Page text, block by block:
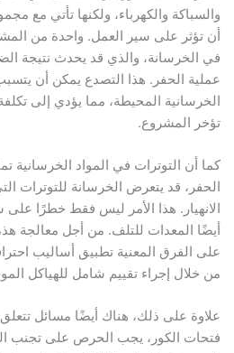
والكهرباء، ولكنها تأتي مع مجموعة
على سير العمل. واحدة من المشكلات
والذي قد يحدث نتيجة الضغط غير
الحفر. هذا التصدع يمكن أن يتسبب في
المحيطة، مما يؤدي إلى تكلفة
المشروع.
التوترات في المواد الخرسانية تمثل
قد يتعرض الخرسانة للتوترات التي
هذا الأمر ليس فقط خطرًا على سلامة
المعدات للتلف. من أجل معالجة هذه
المعنية تطبيق أساليب احترافية في
إجراء تقييم شامل للهياكل الموجودة
على ذلك، هناك أيضًا مسائل تتعلق
الكور، يجب الحرص على تجنب التأثير